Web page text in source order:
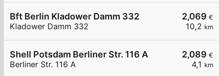
2,069 €
10,2 km
Bft Berlin Kladower Damm 332
Kladower Damm 332
2,089 €
4,1 km
Shell Potsdam Berliner Str. 116 A
Berliner Str. 116 A